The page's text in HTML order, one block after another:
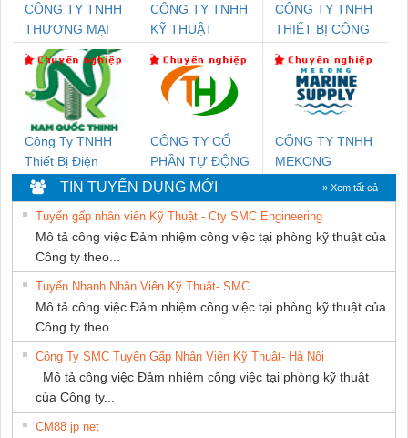
CÔNG TY TNHH
THƯƠNG MẠI
DỊCH VỤ KỸ
THUẬT ĐIỆN CƠ
GIA HƯNG PHÁT
CÔNG TY TNHH
KỸ THUẬT
NAM
CÔNG TY TNHH
THIẾT BỊ CÔNG
SETSUBI VIỆT
NAM
Công Ty TNHH
Thiết Bị Điện
Nam Quốc Thịnh
CÔNG TY CỔ
PHẦN TỰ ĐỘNG
TIẾN HƯNG
CÔNG TY TNHH
MEKONG
SUPPLY
TIN TUYỂN DỤNG MỚI » Xem tất cả
Tuyển gấp nhân viên Kỹ Thuật - Cty SMC Engineering
Mô tả công việc Đảm nhiệm công việc tại phòng kỹ thuật của
Công ty theo...
Tuyển Nhanh Nhân Viên Kỹ Thuật- SMC
Mô tả công việc Đảm nhiệm công việc tại phòng kỹ thuật của
Công ty theo...
Công Ty SMC Tuyển Gấp Nhân Viên Kỹ Thuật- Hà Nội
Mô tả công việc Đảm nhiệm công việc tại phòng kỹ thuật
của Công ty...
CM88 jp net